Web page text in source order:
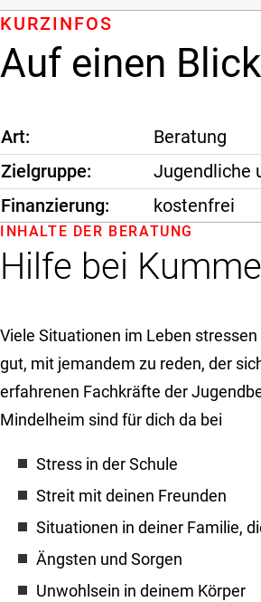
Auf einen Blick
KURZINFOS
Art
Beratung
Zielgruppe
Jugendliche
Finanzierung
kostenfrei
Hilfe bei
INHALTE DER BERATUNG
Viele Situationen im Leben
gut, mit jemandem zu reden, der
erfahrenen Fachkräfte der
Mindelheim sind für dich da bei
Stress in der Schule
Streit mit deinen Freunden
Situationen in deiner Familie,
Ängsten und Sorgen
Unwohlsein in deinem Körper